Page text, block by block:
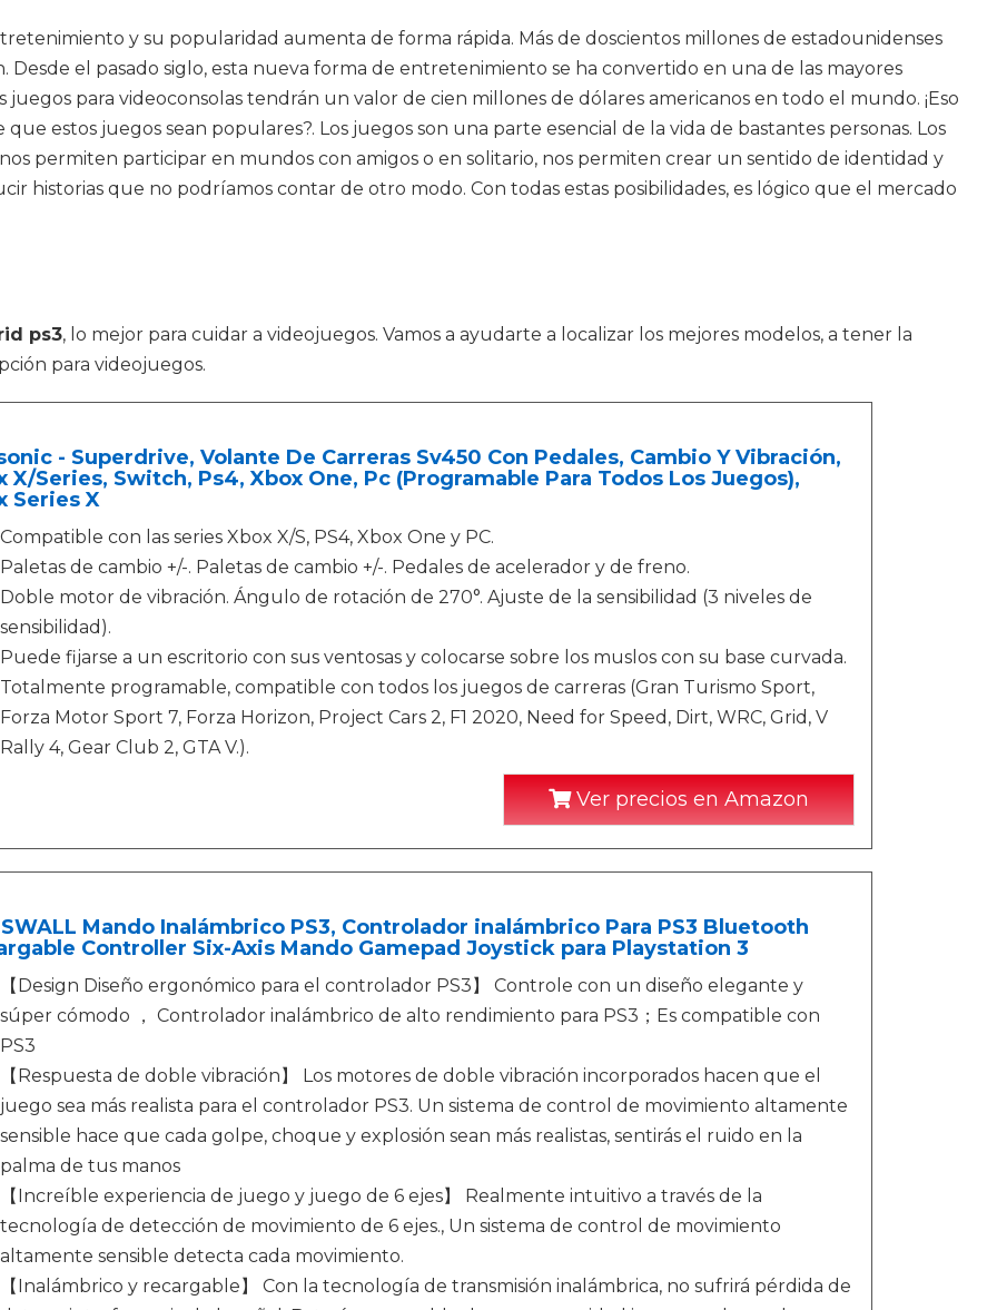
y su popularidad aumenta de forma rápida. Más de doscientos millones de estadounidenses
el pasado siglo, esta nueva forma de entretenimiento se ha convertido en una de las mayores
para videoconsolas tendrán un valor de cien millones de dólares americanos en todo el mundo. ¡Eso
estos juegos sean populares?. Los juegos son una parte esencial de la vida de bastantes personas. Los
permiten participar en mundos con amigos o en solitario, nos permiten crear un sentido de identidad y
historias que no podríamos contar de otro modo. Con todas estas posibilidades, es lógico que el mercado
ps3, lo mejor para cuidar a videojuegos. Vamos a ayudarte a localizar los mejores modelos, a tener la
para videojuegos.
- Superdrive, Volante De Carreras Sv450 Con Pedales, Cambio Y Vibración,
X/Series, Switch, Ps4, Xbox One, Pc (Programable Para Todos Los Juegos),
Series X
Compatible con las series Xbox X/S, PS4, Xbox One y PC.
Paletas de cambio +/-. Paletas de cambio +/-. Pedales de acelerador y de freno.
Doble motor de vibración. Ángulo de rotación de 270°. Ajuste de la sensibilidad (3 niveles de
sensibilidad).
Puede fijarse a un escritorio con sus ventosas y colocarse sobre los muslos con su base curvada.
Totalmente programable, compatible con todos los juegos de carreras (Gran Turismo Sport,
Forza Motor Sport 7, Forza Horizon, Project Cars 2, F1 2020, Need for Speed, Dirt, WRC, Grid, V
Rally 4, Gear Club 2, GTA V.).
Ver precios en Amazon
Mando Inalámbrico PS3, Controlador inalámbrico Para PS3 Bluetooth
Controller Six-Axis Mando Gamepad Joystick para Playstation 3
【Design Diseño ergonómico para el controlador PS3】 Controle con un diseño elegante y
súper cómodo ， Controlador inalámbrico de alto rendimiento para PS3；Es compatible con
PS3
【Respuesta de doble vibración】 Los motores de doble vibración incorporados hacen que el
juego sea más realista para el controlador PS3. Un sistema de control de movimiento altamente
sensible hace que cada golpe, choque y explosión sean más realistas, sentirás el ruido en la
palma de tus manos
【Increíble experiencia de juego y juego de 6 ejes】 Realmente intuitivo a través de la
tecnología de detección de movimiento de 6 ejes., Un sistema de control de movimiento
altamente sensible detecta cada movimiento.
【Inalámbrico y recargable】 Con la tecnología de transmisión inalámbrica, no sufrirá pérdida de